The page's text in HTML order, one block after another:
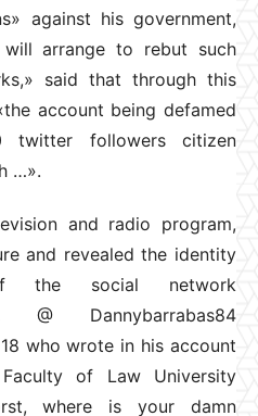
against his government,
arrange to rebut such
said that through this
account being defamed
twitter followers citizen
…».
and radio program,
and revealed the identity
social network
@ Dannybarrabas84
who wrote in his account
of Law University
where is your damn